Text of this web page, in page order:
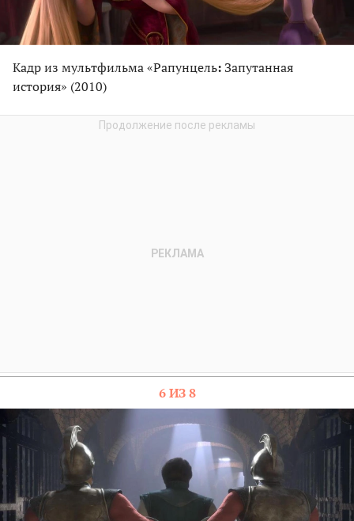
Кадр из мультфильма «Рапунцель:Запутанная
история» (2010)
6 ИЗ 8